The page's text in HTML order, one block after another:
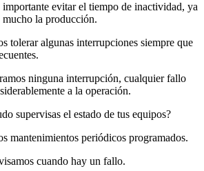
evitar el tiempo de inactividad, ya
mucho la producción.
tolerar algunas interrupciones siempre que
ninguna interrupción, cualquier fallo
a la operación.
supervisas el estado de tus equipos?
mantenimientos periódicos programados.
cuando hay un fallo.